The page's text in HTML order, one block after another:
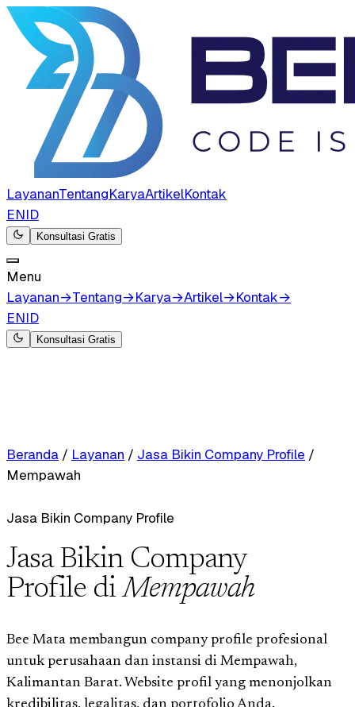
LayananTentangKaryaArtikelKontak
ENID
Konsultasi Gratis
Menu
Layanan→Tentang→Karya→Artikel→Kontak→
ENID
Konsultasi Gratis
Beranda / Layanan / Jasa Bikin Company Profile /
Mempawah
Jasa Bikin Company Profile
Jasa Bikin Company
Profile diMempawah
Bee Mata membangun company profile profesional
untuk perusahaan dan instansi di Mempawah,
Kalimantan Barat. Website profil yang menonjolkan